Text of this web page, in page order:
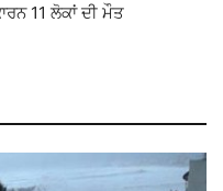
11 ਲੋਕਾਂ ਦੀ ਮੌਤ